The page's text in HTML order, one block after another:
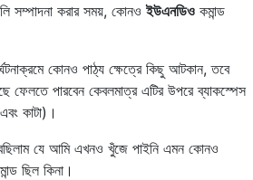
সম্পাদনা করার সময়, কোনওইউএনডিও কমান্ড
কোনও পাঠ্য ক্ষেত্রে কিছু আটকান, তবে
ফেলতে পারবেন কেবলমাত্র এটির উপরে ব্যাকস্পেস
কাটা)।
যে আমি এখনও খুঁজে পাইনি এমন কোনও
ছিল কিনা।